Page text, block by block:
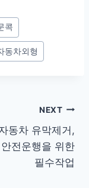
콕
동차외형
NEXT
동차 유막제거,
전운행을 위한
필수작업